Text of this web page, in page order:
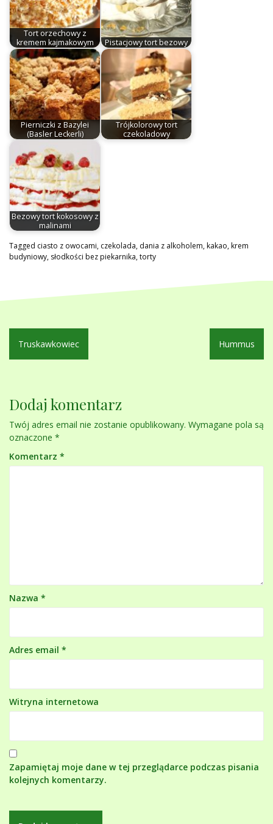
Tort orzechowy z
kremem kajmakowym
Pistacjowy tort bezowy
Pierniczki z Bazylei
(Basler Leckerli)
Trójkolorowy tort
czekoladowy
Bezowy tort kokosowy z
malinami
Tagged ciasto z owocami, czekolada, dania z alkoholem,kakao,krem
budyniowy, słodkości bez piekarnika,torty
Nawigacja
wpisu
Truskawkowiec Hummus
Dodaj komentarz
Twój adres email nie zostanie opublikowany. Wymagane pola są
oznaczone *
Komentarz *
Nazwa *
Adres email *
Witryna internetowa
Zapamiętaj moje dane w tej przeglądarce podczas pisania
kolejnych komentarzy.